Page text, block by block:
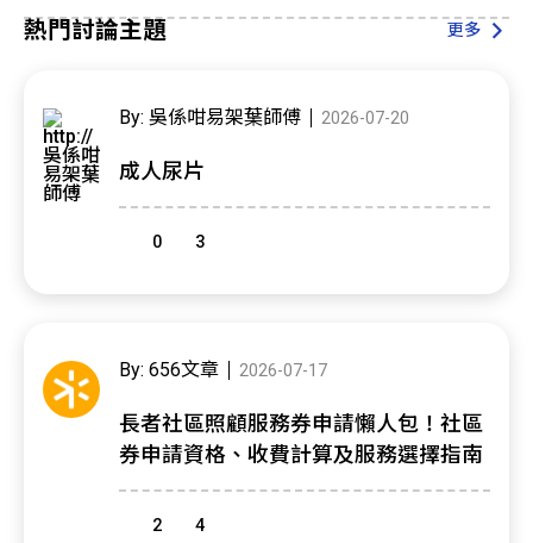
熱門討論主題 更多
By: 吳係咁易架葉師傅 2026-07-20
成人尿片
0 3
By: 656文章 2026-07-17
長者社區照顧服務券申請懶人包！社區
券申請資格、收費計算及服務選擇指南
2 4